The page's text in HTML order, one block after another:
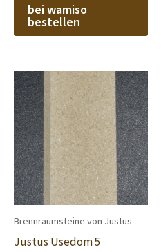
bei wamiso
bestellen
Brennraumsteine von Justus
Justus Usedom 5